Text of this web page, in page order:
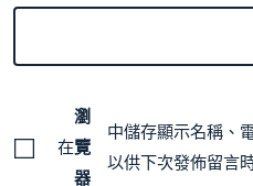
在
瀏
覽
器
中儲存顯示名稱、
以供下次發佈留言